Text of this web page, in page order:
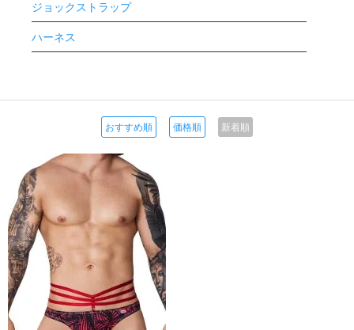
ジョックストラップ
ハーネス
おすすめ順 価格順 新着順